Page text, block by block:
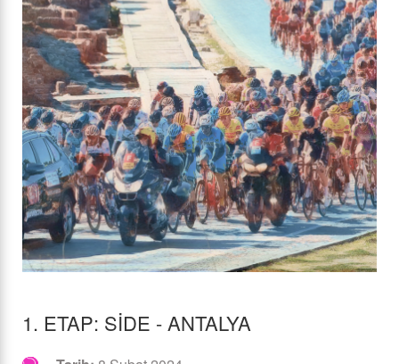
1. ETAP: SIDE - ANTALYA